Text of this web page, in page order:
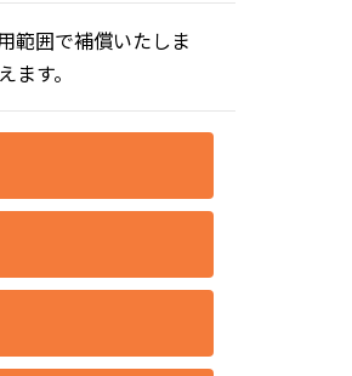
範囲で補償いたしま
す。